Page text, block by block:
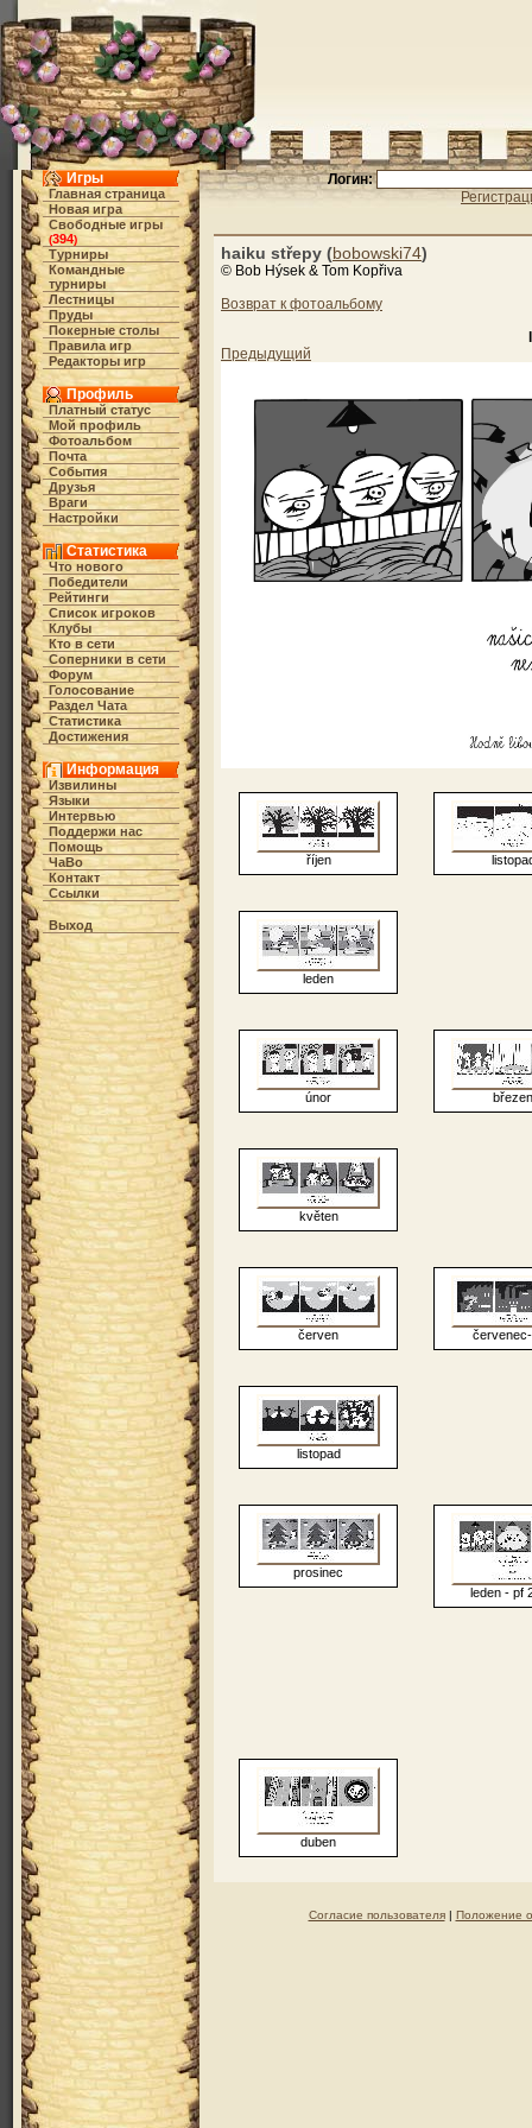
Игры
Главная страница
Новая игра
Свободные игры
(394)
Турниры
Командные
турниры
Лестницы
Пруды
Покерные столы
Правила игр
Редакторы игр
Профиль
Платный статус
Мой профиль
Фотоальбом
Почта
События
Друзья
Враги
Настройки
Статистика
Что нового
Победители
Рейтинги
Список игроков
Клубы
Кто в cети
Соперники в сети
Форум
Голосование
Раздел Чата
Статистика
Достижения
Информация
Извилины
Языки
Интервью
Поддержи нас
Помощь
ЧаВо
Контакт
Ссылки
Выход
Логин:
haiku střepy (bobowski74)
© Bob Hýsek & Tom Kopřiva
Возврат к фотоальбому
Предыдущий
říjen
leden
únor březen
květen
červen
listopad
prosinec
leden - pf
duben
Согласие пользователя| Положение